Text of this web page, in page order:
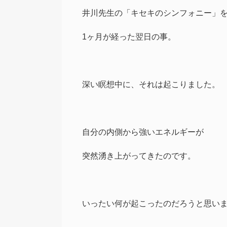
井川先生の「キセキのシンフォニー」
1ヶ月が経った翌日の事。
深い瞑想中に、それは起こりました。
自分の内側から強いエネルギーが
突然湧き上がってきたのです。
いったい何が起こったのだろうと思いま